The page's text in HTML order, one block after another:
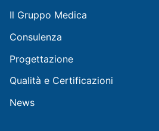
Il Gruppo Medica
Consulenza
Progettazione
Qualità e Certificazioni
News